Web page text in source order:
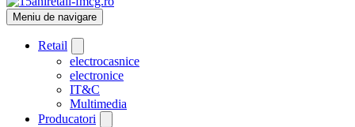
Meniu de navigare
Retail
electrocasnice
electronice
IT&C
Multimedia
Producatori